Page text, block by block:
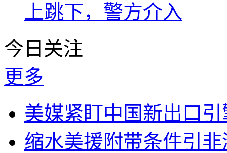
上跳下，警方介入
今日关注
更多
美媒紧盯中国新出口
缩水美援附带条件引